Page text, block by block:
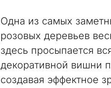
Одна из самых
розовых деревьев
здесь просыпается
декоративной вишни
создавая эффектное